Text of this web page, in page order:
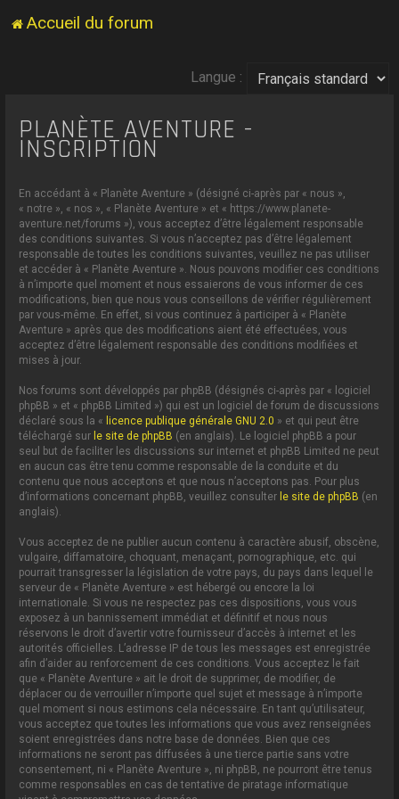
Accueil du forum
Langue :
PLANÈTE AVENTURE -
INSCRIPTION
En accédant à « Planète Aventure » (désigné ci-après par « nous »,
« notre », « nos », « Planète Aventure » et « https://www.planete-
aventure.net/forums »), vous acceptez d’être légalement responsable
des conditions suivantes. Si vous n’acceptez pas d’être légalement
responsable de toutes les conditions suivantes, veuillez ne pas utiliser
et accéder à « Planète Aventure ». Nous pouvons modifier ces conditions
à n’importe quel moment et nous essaierons de vous informer de ces
modifications, bien que nous vous conseillons de vérifier régulièrement
par vous-même. En effet, si vous continuez à participer à « Planète
Aventure » après que des modifications aient été effectuées, vous
acceptez d’être légalement responsable des conditions modifiées et
mises à jour.
Nos forums sont développés par phpBB (désignés ci-après par « logiciel
phpBB » et « phpBB Limited ») qui est un logiciel de forum de discussions
déclaré sous la « licence publique générale GNU 2.0 » et qui peut être
téléchargé sur le site de phpBB (en anglais). Le logiciel phpBB a pour
seul but de faciliter les discussions sur internet et phpBB Limited ne peut
en aucun cas être tenu comme responsable de la conduite et du
contenu que nous acceptons et que nous n’acceptons pas. Pour plus
d’informations concernant phpBB, veuillez consulter le site de phpBB (en
anglais).
Vous acceptez de ne publier aucun contenu à caractère abusif, obscène,
vulgaire, diffamatoire, choquant, menaçant, pornographique, etc. qui
pourrait transgresser la législation de votre pays, du pays dans lequel le
serveur de « Planète Aventure » est hébergé ou encore la loi
internationale. Si vous ne respectez pas ces dispositions, vous vous
exposez à un bannissement immédiat et définitif et nous nous
réservons le droit d’avertir votre fournisseur d’accès à internet et les
autorités officielles. L’adresse IP de tous les messages est enregistrée
afin d’aider au renforcement de ces conditions. Vous acceptez le fait
que « Planète Aventure » ait le droit de supprimer, de modifier, de
déplacer ou de verrouiller n’importe quel sujet et message à n’importe
quel moment si nous estimons cela nécessaire. En tant qu’utilisateur,
vous acceptez que toutes les informations que vous avez renseignées
soient enregistrées dans notre base de données. Bien que ces
informations ne seront pas diffusées à une tierce partie sans votre
consentement, ni « Planète Aventure », ni phpBB, ne pourront être tenus
comme responsables en cas de tentative de piratage informatique